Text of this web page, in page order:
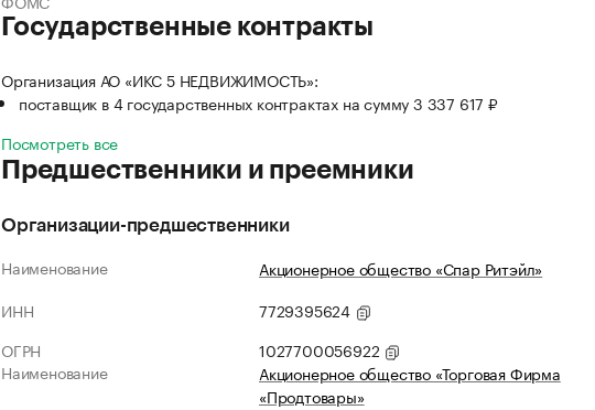
Государственные контракты
Организация АО «ИКС 5 НЕДВИЖИМОСТЬ»:
поставщик в 4 государственных контрактах на сумму 3 337 617 ₽
Посмотреть все
Предшественники и преемники
Организации-предшественники
Наименование
Акционерное общество «Спар Ритэйл»
ИНН
7729395624
ОГРН
1027700056922
Наименование
Акционерное общество «Торговая Фирма
«Продтовары»